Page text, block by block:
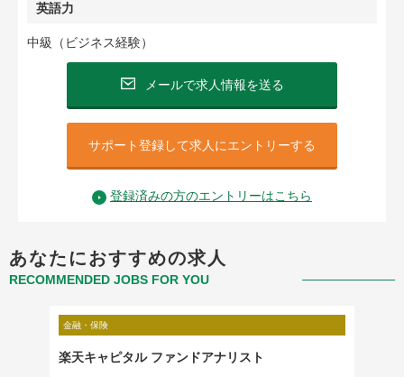
英語力
中級（ビジネス経験）
メールで求人情報を送る
サポート登録して求人にエントリーする
登録済みの方のエントリーはこちら
あなたにおすすめの求人
RECOMMENDED JOBS FOR YOU
金融・保険
楽天キャピタル ファンドアナリスト